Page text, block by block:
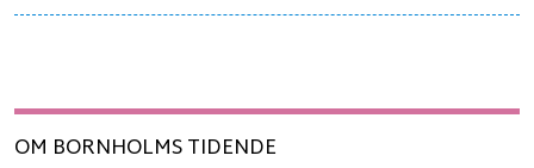
OM BORNHOLMS TIDENDE